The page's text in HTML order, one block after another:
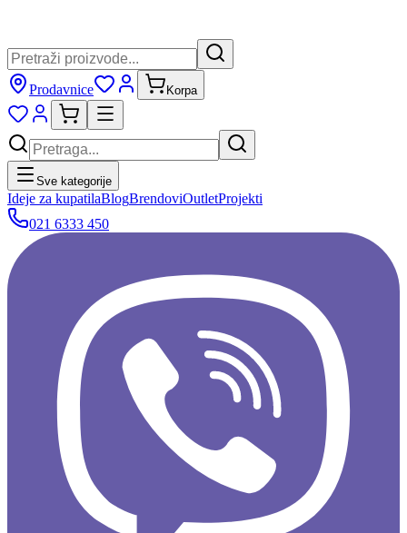
Prodavnice Korpa
Sve kategorije
Ideje za kupatilaBlogBrendoviOutletProjekti
021 6333 450